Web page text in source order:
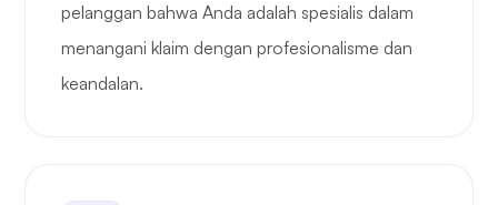
pelanggan bahwa Anda adalah spesialis dalam
menangani klaim dengan profesionalisme dan
keandalan.